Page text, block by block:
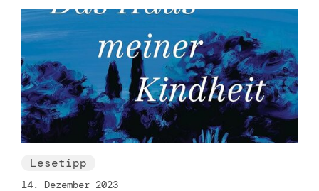
Lesetipp
14. Dezember 2023